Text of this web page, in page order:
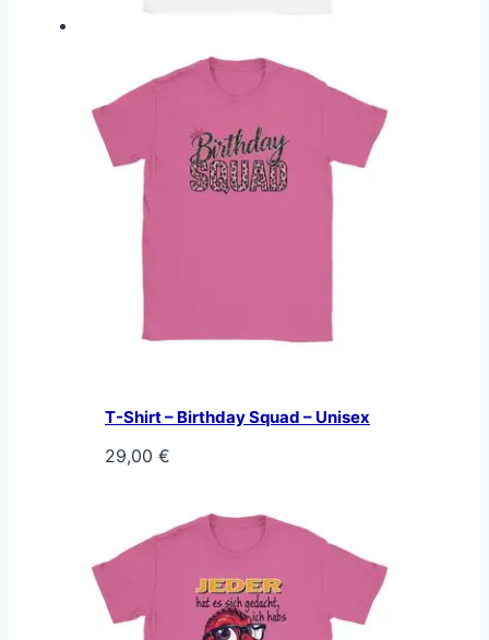
T-Shirt – Birthday Squad – Unisex
29,00 €